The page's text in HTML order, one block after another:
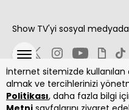
İnternet sitemizde kullanılan
almak ve tercihlerinizi
Politikası, daha fazla bilgi
Show TV'yi sosyal